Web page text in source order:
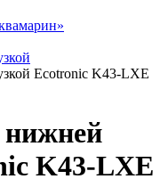
Ecotronic K43-LXE
нижней
K43-LXE